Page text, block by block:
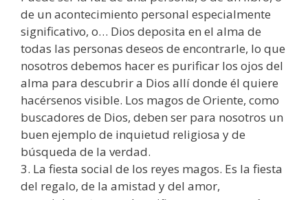
de un acontecimiento personal especialmente
significativo, o… Dios deposita en el alma de
todas las personas deseos de encontrarle, lo que
nosotros debemos hacer es purificar los ojos del
alma para descubrir a Dios allí donde él quiere
hacérsenos visible. Los magos de Oriente, como
buscadores de Dios, deben ser para nosotros un
buen ejemplo de inquietud religiosa y de
búsqueda de la verdad.
3. La fiesta social de los reyes magos. Es la fiesta
del regalo, de la amistad y del amor,